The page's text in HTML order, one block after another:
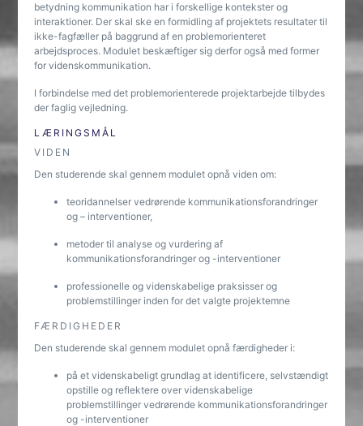
betydning kommunikation har i forskellige kontekster og
interaktioner. Der skal ske en formidling af projektets resultater til
ikke-fagfæller på baggrund af en problemorienteret
arbejdsproces. Modulet beskæftiger sig derfor også med former
for videnskommunikation.
I forbindelse med det problemorienterede projektarbejde tilbydes
der faglig vejledning.
LÆRINGSMÅL
VIDEN
Den studerende skal gennem modulet opnå viden om:
teoridannelser vedrørende kommunikationsforandringer
og – interventioner,
metoder til analyse og vurdering af
kommunikationsforandringer og -interventioner
professionelle og videnskabelige praksisser og
problemstillinger inden for det valgte projektemne
FÆRDIGHEDER
Den studerende skal gennem modulet opnå færdigheder i:
på et videnskabeligt grundlag at identificere, selvstændigt
opstille og reflektere over videnskabelige
problemstillinger vedrørende kommunikationsforandringer
og -interventioner